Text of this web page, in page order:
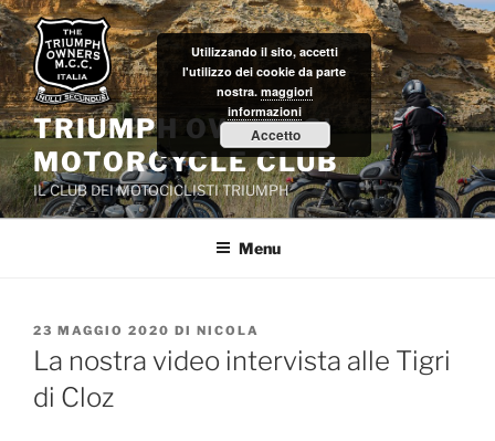
Salta
al
contenuto
TRIUMPH OWNERS'
MOTORCYCLE CLUB
IL CLUB DEI MOTOCICLISTI TRIUMPH
Menu
PUBBLICATO
IL
23 MAGGIO 2020 DI NICOLA
La nostra video intervista alle Tigri
di Cloz
Utilizzando il sito, accetti
l'utilizzo dei cookie da parte
nostra. maggiori
informazioni
Accetto